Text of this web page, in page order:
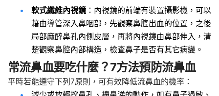
軟式纖維內視鏡：內視鏡的前端有裝置攝影機，可以
藉由導管深入鼻咽部，先觀察鼻腔出血的位置，之後
局部麻醉鼻孔內側皮層，再將內視鏡由鼻部伸入，清
楚觀察鼻腔內部構造，檢查鼻子是否有其它病變。
常流鼻血要吃什麼？7方法預防流鼻血
平時若能遵守下列7原則，可有效降低流鼻血的機率：